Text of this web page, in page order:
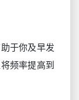
于你及早发
频率提高到